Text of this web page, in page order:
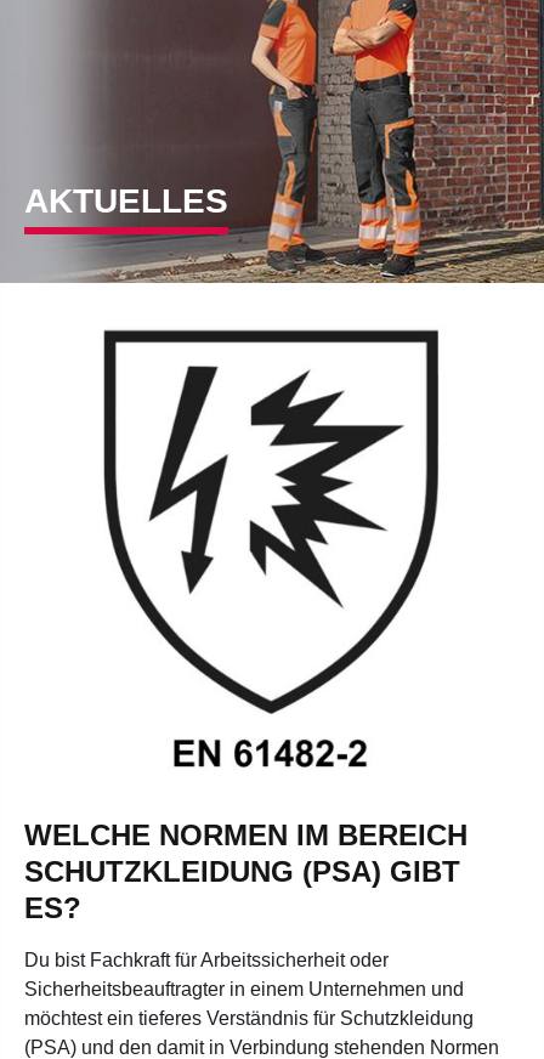
AKTUELLES
WELCHE NORMEN IM BEREICH
SCHUTZKLEIDUNG (PSA) GIBT
ES?
Du bist Fachkraft für Arbeitssicherheit oder
Sicherheitsbeauftragter in einem Unternehmen und
möchtest ein tieferes Verständnis für Schutzkleidung
(PSA) und den damit in Verbindung stehenden Normen